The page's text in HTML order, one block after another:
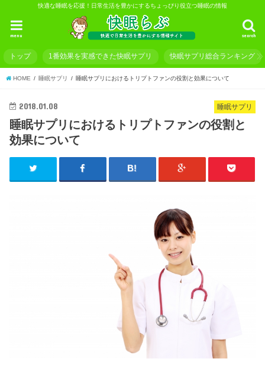
快適な睡眠を応援！日常生活を豊かにするちょっぴり役立つ睡眠の情報
search
menu
トップ 1番効果を実感できた快眠サプリ 快眠サプリ総合ランキング
HOME 睡眠サプリ 睡眠サプリにおけるトリプトファンの役割と効果について
睡眠サプリ
2018.01.08
睡眠サプリにおけるトリプトファンの役割と
効果について